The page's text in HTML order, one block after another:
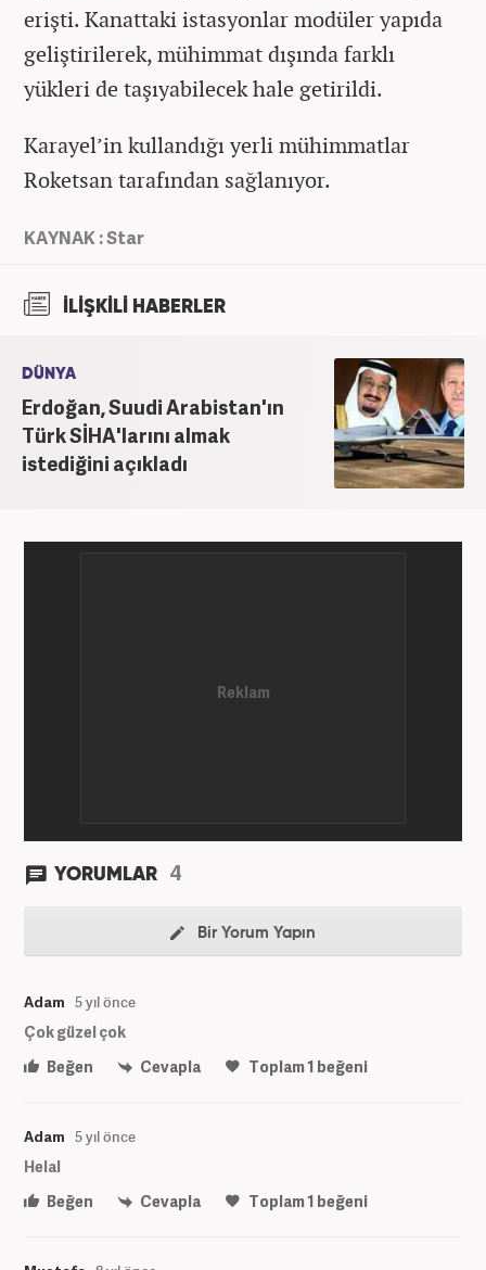
erişti. Kanattaki istasyonlar modüler yapıda
geliştirilerek, mühimmat dışında farklı
yükleri de taşıyabilecek hale getirildi.
Karayel’in kullandığı yerli mühimmatlar
Roketsan tarafından sağlanıyor.
KAYNAK : Star
İLİŞKİLİ HABERLER
DÜNYA
Erdoğan, Suudi Arabistan'ın
Türk SİHA'larını almak
istediğini açıkladı
YORUMLAR 4
Bir Yorum Yapın
Adam 5 yıl önce
Çok güzel çok
Beğen
Cevapla Toplam1 beğeni
Adam 5 yıl önce
Helal
Beğen
Cevapla Toplam1 beğeni